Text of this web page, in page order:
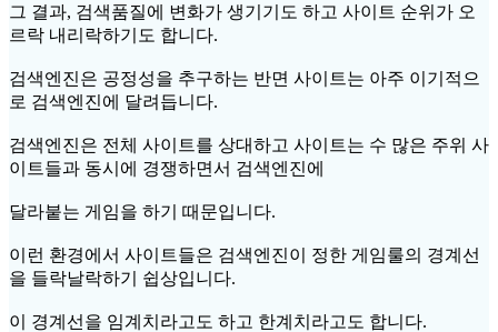
그 결과, 검색품질에 변화가 생기기도 하고 사이트 순위가 오
르락 내리락하기도 합니다.
검색엔진은 공정성을 추구하는 반면 사이트는 아주 이기적으
로 검색엔진에 달려듭니다.
검색엔진은 전체 사이트를 상대하고 사이트는 수 많은 주위 사
이트들과 동시에 경쟁하면서 검색엔진에
달라붙는 게임을 하기 때문입니다.
이런 환경에서 사이트들은 검색엔진이 정한 게임룰의 경계선
을 들락날락하기 쉽상입니다.
이 경계선을 임계치라고도 하고 한계치라고도 합니다.